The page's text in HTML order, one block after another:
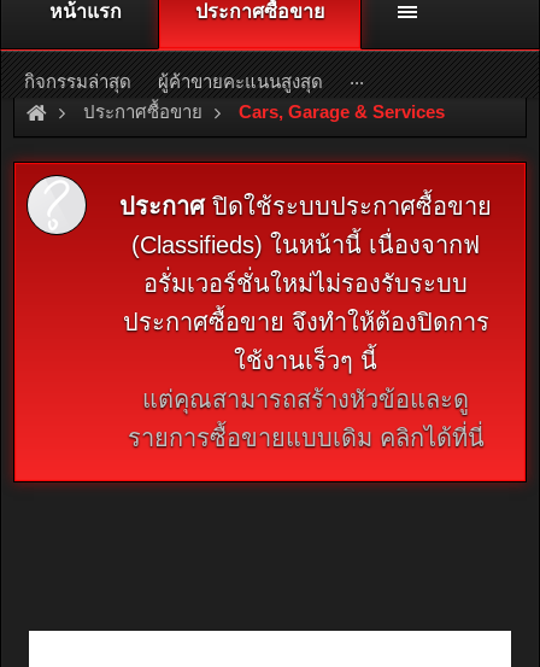
ติดต่อลงโฆษณา racingweb@gmail.com
หรือโทร. 081-811-1138
หรืออ่านรายละเอียดเพิ่มเติม คลิกที่นี่
ประกาศซื้อขาย Cars, Garage & Services
ประกาศปิดใช้ระบบประกาศซื้อขาย
(Classifieds) ในหน้านี้ เนื่องจากฟ
อรั่มเวอร์ชั่นใหม่ไม่รองรับระบบ
ประกาศซื้อขาย จึงทำให้ต้องปิดการ
ใช้งานเร็วๆ นี้
แต่คุณสามารถสร้างหัวข้อและดู
รายการซื้อขายแบบเดิม คลิกได้ที่นี่
หน้าแรก ประกาศซื้อขาย
กิจกรรมล่าสุด ผู้ค้าขายคะแนนสูงสุด ...